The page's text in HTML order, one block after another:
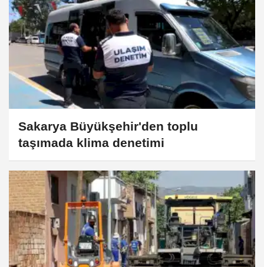
Sakarya Büyükşehir'den toplu
taşımada klima denetimi